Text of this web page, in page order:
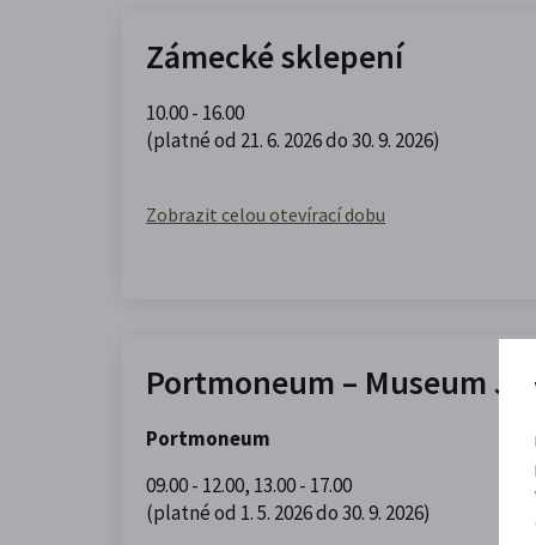
Zámecké sklepení
10.00 - 16.00
(platné od 21. 6. 2026 do 30. 9. 2026)
Zobrazit celou otevírací dobu
Portmoneum – Museum
Portmoneum
09.00 - 12.00, 13.00 - 17.00
(platné od 1. 5. 2026 do 30. 9. 2026)